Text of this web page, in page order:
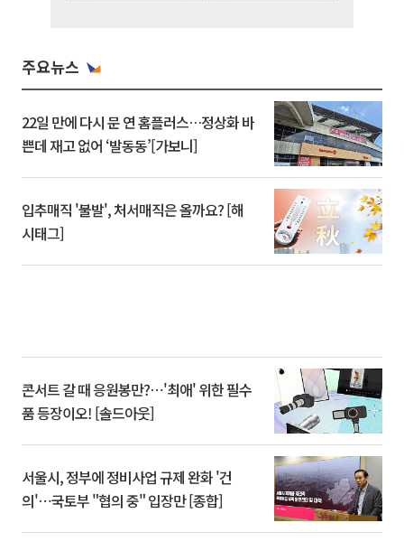
주요뉴스
22일 만에 다시 문 연 홈플러스…정상화 바
쁜데 재고 없어 ‘발동동’[가보니]
입추매직 '불발', 처서매직은 올까요? [해
시태그]
콘서트 갈 때 응원봉만?⋯'최애' 위한 필수
품 등장이오! [솔드아웃]
서울시, 정부에 정비사업 규제 완화 '건
의'⋯국토부 "협의 중" 입장만 [종합]